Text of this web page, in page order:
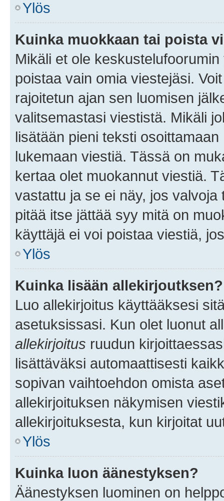
Ylös
Kuinka muokkaan tai poista
Mikäli et ole
poistaa vain omia viestejäsi.
rajoitetun ajan sen luomisen
valitsemastasi viestistä. Mikäli
lisätään pieni teksti
lukemaan viestiä. Tässä on
kertaa olet muokannut viestiä.
vastattu ja se ei näy, jos
pitää itse jättää syy mitä on
käyttäjä ei voi poistaa viestiä,
Ylös
Kuinka lisään allekirjoutksen?
Luo allekirjoitus käyttääksesi
asetuksissasi. Kun olet luonut
allekirjoitus ruudun
lisättäväksi automaattisesti
sopivan vaihtoehdon omista
allekirjoituksen näkymisen
allekirjoituksesta, kun kirjoitat
Ylös
Kuinka luon äänestyksen?
Äänestyksen luominen on